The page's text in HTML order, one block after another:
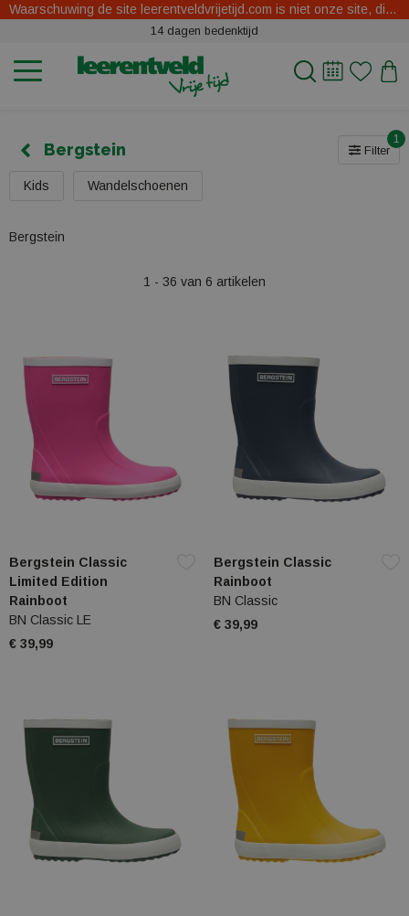
Waarschuwing de site leerentveldvrijetijd.com is niet onze site, dit zijn oplichters.
14 dagen bedenktijd
Bergstein Filter
1
Kids Wandelschoenen
Bergstein
1 - 36 van 6 artikelen
Bergstein Classic
Limited Edition
Rainboot
BN Classic LE
€ 39,99
Bergstein Classic
Rainboot
BN Classic
€ 39,99